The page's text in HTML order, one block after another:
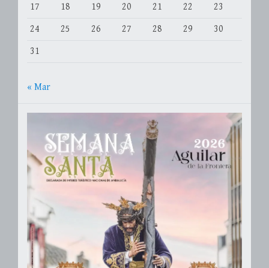
17
18 19 20 21 22
23
24
25 26 27 28 29
30
31
« Mar